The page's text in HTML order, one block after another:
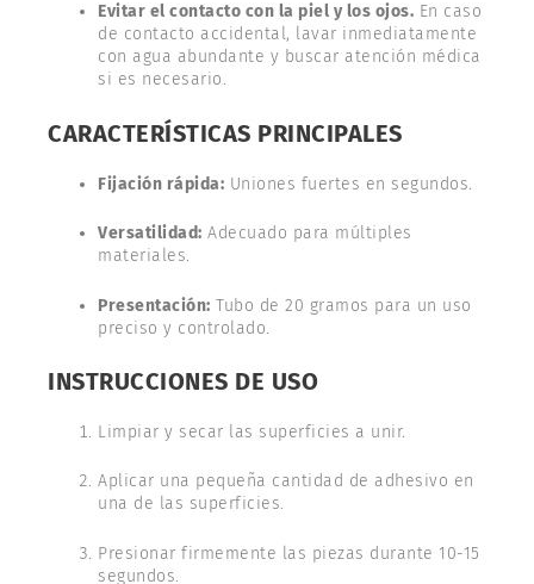
Evitar el contacto con la piel y los ojos. En caso
de contacto accidental, lavar inmediatamente
con agua abundante y buscar atención médica
si es necesario.
CARACTERÍSTICAS PRINCIPALES
Fijación rápida: Uniones fuertes en segundos.
Versatilidad: Adecuado para múltiples
materiales.
Presentación: Tubo de 20 gramos para un uso
preciso y controlado.
INSTRUCCIONES DE USO
Limpiar y secar las superficies a unir.
Aplicar una pequeña cantidad de adhesivo en
una de las superficies.
Presionar firmemente las piezas durante 10-15
segundos.